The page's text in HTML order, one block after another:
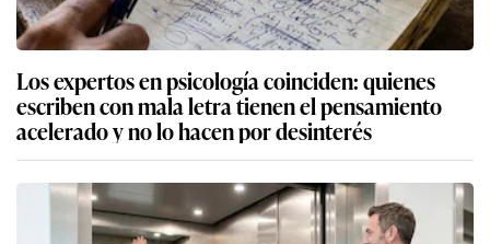
Los expertos en psicología coinciden: quienes
escriben con mala letra tienen el pensamiento
acelerado y no lo hacen por desinterés